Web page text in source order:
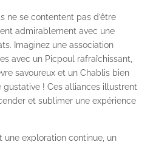
ne se contentent pas d’être
admirablement avec une
Imaginez une association
avec un Picpoul rafraîchissant,
savoureux et un Chablis bien
! Ces alliances illustrent
et sublimer une expérience
une exploration continue, un